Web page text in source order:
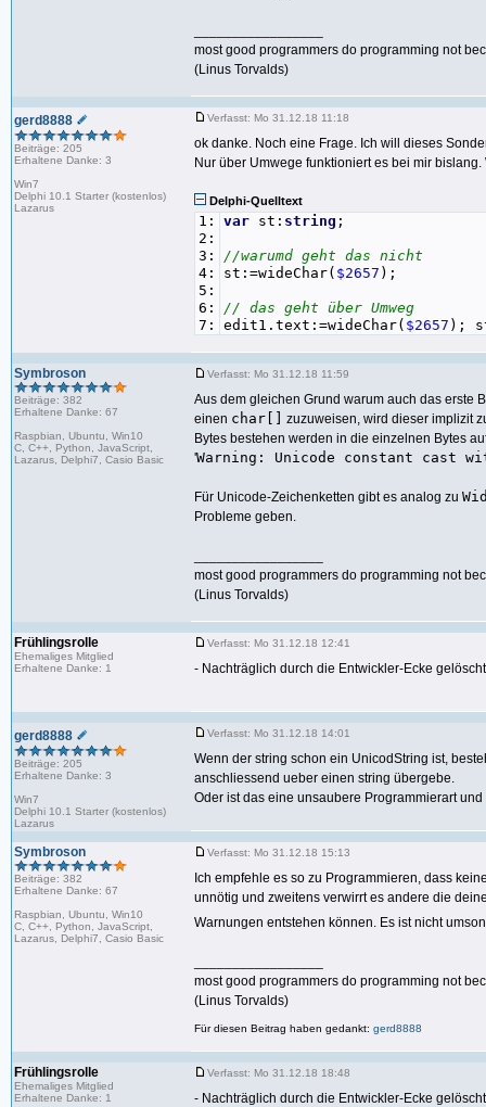
most good programmers do programming not
(Linus Torvalds)
gerd8888
Beiträge: 205
Erhaltene Danke: 3
Win7
Delphi 10.1 Starter (kostenlos)
Lazarus
Verfasst: Mo 31.12.18 11:18
ok danke. Noch eine Frage. Ich will dieses
Nur über Umwege funktioniert es bei mir bislang.
Delphi-Quelltext
1:
2:
3:
4:
5:
6:
7:
var st: string ;
//warumd geht das nicht
st:=wideChar( $2657 );
// das geht über Umweg
edit1.text:=wideChar( $2657 );
Symbroson
Beiträge: 382
Erhaltene Danke: 67
Raspbian, Ubuntu, Win10
C, C++, Python, JavaScript,
Lazarus, Delphi7, Casio Basic
Verfasst: Mo 31.12.18 11:59
Aus dem gleichen Grund warum auch das erste
einen char[]
zuzuweisen, wird dieser implizit
Bytes bestehen werden in die einzelnen Bytes
'Warning: Unicode constant cast
Für Unicode-Zeichenketten gibt es analog zu
Probleme geben.
most good programmers do programming not
(Linus Torvalds)
Frühlingsrolle
Ehemaliges Mitglied
Erhaltene Danke: 1
Verfasst: Mo 31.12.18 12:41
- Nachträglich durch die Entwickler-Ecke
gerd8888
Beiträge: 205
Erhaltene Danke: 3
Win7
Delphi 10.1 Starter (kostenlos)
Lazarus
Verfasst: Mo 31.12.18 14:01
Wenn der string schon ein UnicodString ist,
anschliessend ueber einen string übergebe.
Oder ist das eine unsaubere Programmierart
Symbroson
Beiträge: 382
Erhaltene Danke: 67
Raspbian, Ubuntu, Win10
C, C++, Python, JavaScript,
Lazarus, Delphi7, Casio Basic
Verfasst: Mo 31.12.18 15:13
Ich empfehle es so zu Programmieren, dass
unnötig und zweitens verwirrt es andere die
Warnungen entstehen können. Es ist nicht
most good programmers do programming not
(Linus Torvalds)
Für diesen Beitrag haben gedankt: gerd8888
Frühlingsrolle
Ehemaliges Mitglied
Erhaltene Danke: 1
Verfasst: Mo 31.12.18 18:48
- Nachträglich durch die Entwickler-Ecke